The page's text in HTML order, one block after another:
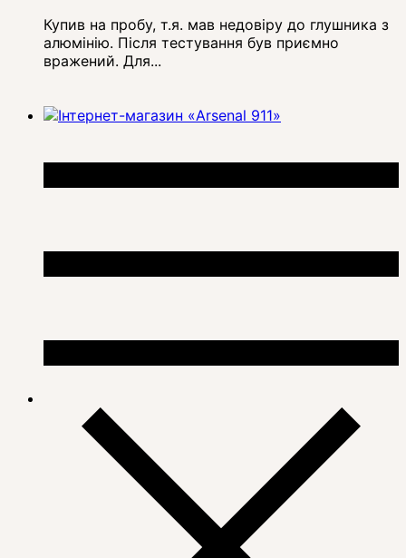
Купив на пробу, т.я. мав недовіру до глушника з
алюмінію. Після тестування був приємно
вражений. Для...